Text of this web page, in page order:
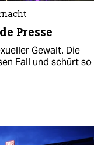
Presse
Gewalt. Die
Fall und schürt so